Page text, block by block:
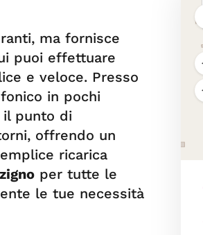
ma fornisce
puoi effettuare
e veloce. Presso
in pochi
il punto di
offrendo un
ricarica
per tutte le
le tue necessità